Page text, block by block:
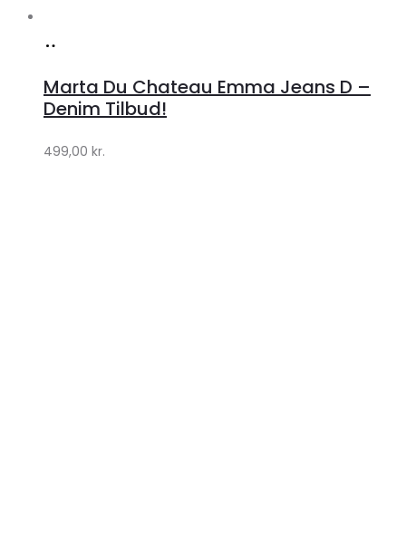
Klædeskabet.dk
Marta Du Chateau Emma Jeans D –
Denim Tilbud!
499,00 kr.